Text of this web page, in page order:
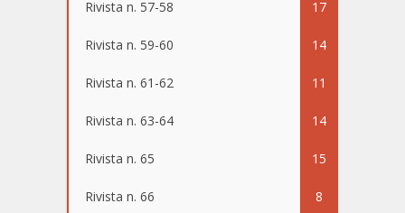
Rivista n. 57-58 17
Rivista n. 59-60 14
Rivista n. 61-62 11
Rivista n. 63-64 14
Rivista n. 65 15
Rivista n. 66 8